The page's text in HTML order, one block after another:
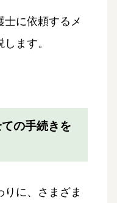
士に依頼するメ
ます。
の手続きを
に、さまざま